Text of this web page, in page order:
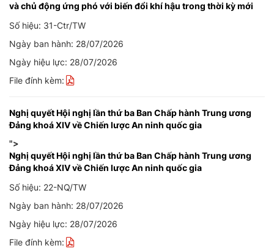
và chủ động ứng phó với biến đổi khí hậu trong thời kỳ mới
Số hiệu: 31-Ctr/TW
Ngày ban hành: 28/07/2026
Ngày hiệu lực: 28/07/2026
File đính kèm:
Nghị quyết Hội nghị lần thứ ba Ban Chấp hành Trung ương
Đảng khoá XIV về Chiến lược An ninh quốc gia
">
Nghị quyết Hội nghị lần thứ ba Ban Chấp hành Trung ương
Đảng khoá XIV về Chiến lược An ninh quốc gia
Số hiệu: 22-NQ/TW
Ngày ban hành: 28/07/2026
Ngày hiệu lực: 28/07/2026
File đính kèm: